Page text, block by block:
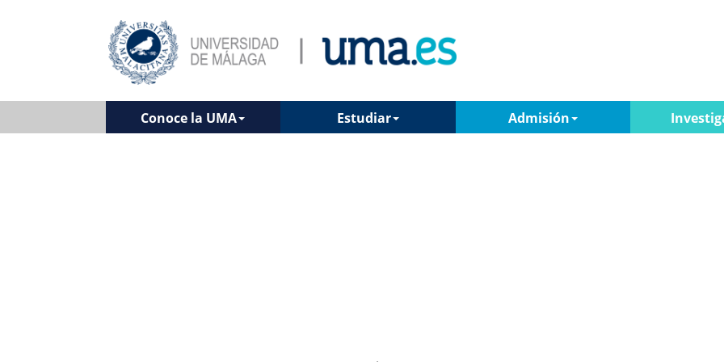
Conoce la UMA Estudiar Admisión